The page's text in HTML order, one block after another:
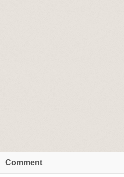
Comment